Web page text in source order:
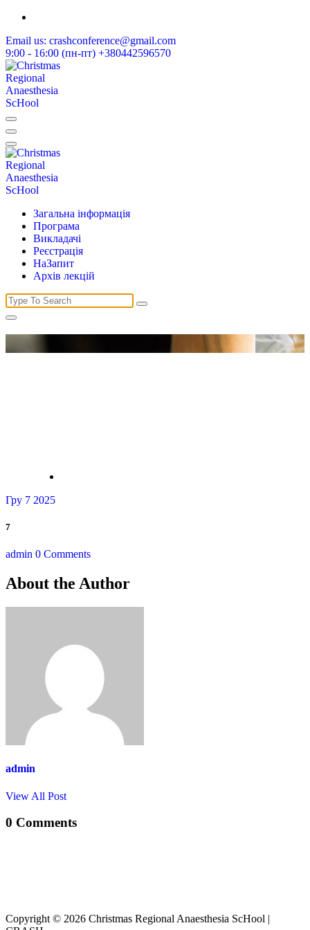
Skip
content
Email us: crashconference@gmail.com
9:00 - 16:00 (пн-пт) +380442596570
Різдвяна Школа Реґіонарної Анестезії
Загальна інформація
Програма
Викладачі
Реєстрація
НаЗапит
Архів лекцій
Search
for:
Гру 7 2025
7
admin 0 Comments
About the Author
admin
View All Post
0 Comments
Copyright © 2026 Christmas Regional Anaesthesia ScHool |